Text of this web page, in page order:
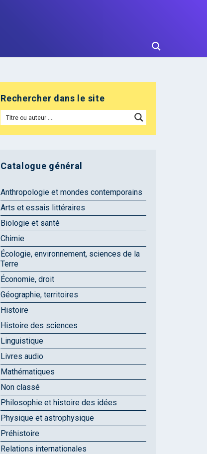
Rechercher dans le site
Catalogue général
Anthropologie et mondes contemporains
Arts et essais littéraires
Biologie et santé
Chimie
Écologie, environnement, sciences de la
Terre
Économie, droit
Géographie, territoires
Histoire
Histoire des sciences
Linguistique
Livres audio
Mathématiques
Non classé
Philosophie et histoire des idées
Physique et astrophysique
Préhistoire
Relations internationales